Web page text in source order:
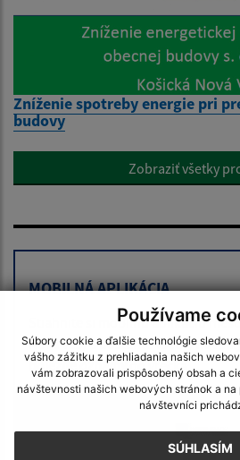
Používame
Súbory cookie a ďalšie technológie
vášho zážitku z prehliadania našich
vám zobrazovali prispôsobený obsah a
návštevnosti našich webových stránok a
návštevníci
SÚHLASÍM
Zníženie spotreby energie pri
budovy
Zobraziť všetky
MOBILNÁ APLIKÁCIA
Stiahnite si mobilnú aplikáciu
Nová Ves) a dostaňte všetky
dôležité oznamydo vrecka.